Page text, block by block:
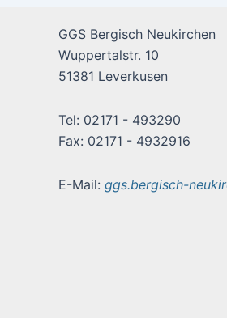
GGS Bergisch Neukirchen
Wuppertalstr. 10
51381 Leverkusen
Tel: 02171 - 493290
Fax: 02171 - 4932916
E-Mail: ggs.bergisch-